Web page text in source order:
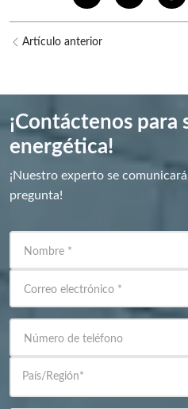
Artículo anterior
¡Contáctenos para
energética!
¡Nuestro experto se
pregunta!
Nombre *
Correo electrónico *
Número de teléfono
País/Región*